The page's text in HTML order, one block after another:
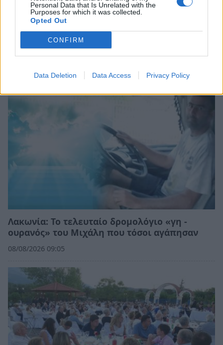
Personal Data that Is Unrelated with the
Purposes for which it was collected.
Opted Out
CONFIRM
Data Deletion Data Access Privacy Policy
Θλίψη στην Πάτρα: Πέθανε στο Νοσοκομείο
«Άγιος Ανδρέας» βρέφος μόλις 8 ημερών
Λακωνία: Το τελευταίο δρομολόγιο «γη -
ουρανός» του Μιχάλη που τόσοι αγάπησαν
08/08/2026 09:05